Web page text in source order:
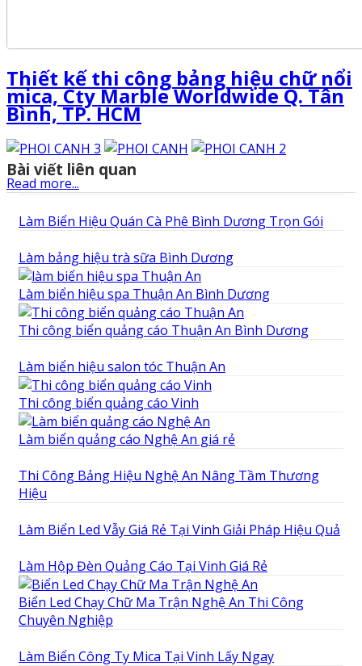
Thiết kế thi công bảng hiệu chữ nổi
mica, Cty Marble Worldwide Q. Tân
Bình, TP. HCM
Read more...
Bài viết liên quan
Làm Biển Hiệu Quán Cà Phê Bình Dương Trọn Gói
Làm bảng hiệu trà sữa Bình Dương
Làm biển hiệu spa Thuận An Bình Dương
Thi công biển quảng cáo Thuận An Bình Dương
Làm biển hiệu salon tóc Thuận An
Thi công biển quảng cáo Vinh
Làm biển quảng cáo Nghệ An giá rẻ
Thi Công Bảng Hiệu Nghệ An Nâng Tầm Thương
Hiệu
Làm Biển Led Vẫy Giá Rẻ Tại Vinh Giải Pháp Hiệu Quả
Làm Hộp Đèn Quảng Cáo Tại Vinh Giá Rẻ
Biển Led Chạy Chữ Ma Trận Nghệ An Thi Công
Chuyên Nghiệp
Làm Biển Công Ty Mica Tại Vinh Lấy Ngay